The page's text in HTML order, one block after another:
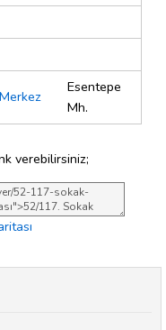
Esentepe
Mh.
verebilirsiniz;